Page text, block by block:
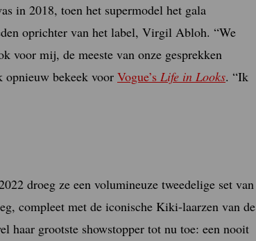
in 2018, toen het supermodel het gala
oprichter van het label, Virgil Abloh. “We
voor mij, de meeste van onze gesprekken
opnieuw bekeek voor Vogue’s Life in Looks. “Ik
droeg ze een volumineuze tweedelige set van
compleet met de iconische Kiki-laarzen van de
haar grootste showstopper tot nu toe: een nooit